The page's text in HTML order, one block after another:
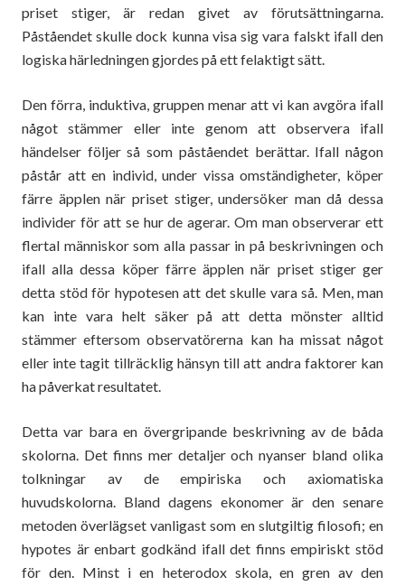
priset stiger, är redan givet av förutsättningarna.
Påståendet skulle dock kunna visa sig vara falskt ifall den
logiska härledningen gjordes på ett felaktigt sätt.
Den förra, induktiva, gruppen menar att vi kan avgöra ifall
något stämmer eller inte genom att observera ifall
händelser följer så som påståendet berättar. Ifall någon
påstår att en individ, under vissa omständigheter, köper
färre äpplen när priset stiger, undersöker man då dessa
individer för att se hur de agerar. Om man observerar ett
flertal människor som alla passar in på beskrivningen och
ifall alla dessa köper färre äpplen när priset stiger ger
detta stöd för hypotesen att det skulle vara så. Men, man
kan inte vara helt säker på att detta mönster alltid
stämmer eftersom observatörerna kan ha missat något
eller inte tagit tillräcklig hänsyn till att andra faktorer kan
ha påverkat resultatet.
Detta var bara en övergripande beskrivning av de båda
skolorna. Det finns mer detaljer och nyanser bland olika
tolkningar av de empiriska och axiomatiska
huvudskolorna. Bland dagens ekonomer är den senare
metoden överlägset vanligast som en slutgiltig filosofi; en
hypotes är enbart godkänd ifall det finns empiriskt stöd
för den. Minst i en heterodox skola, en gren av den